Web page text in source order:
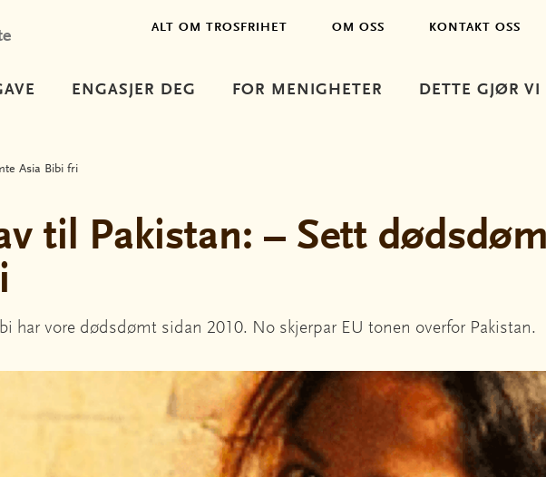
ENGASJER DEG FOR MENIGHETER DETTE GJØR VI
ALT OM TROSFRIHET OM OSS KONTAKT OSS
Asia Bibi fri
til Pakistan: – Sett
har vore dødsdømt sidan 2010. No skjerpar EU tonen overfor Pakistan.